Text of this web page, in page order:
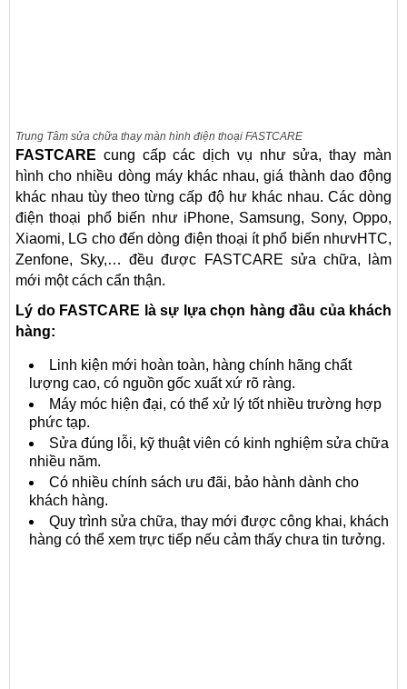
Trung Tâm sửa chữa thay màn hình điện thoại FASTCARE
FASTCARE cung cấp các dịch vụ như sửa, thay màn
hình cho nhiều dòng máy khác nhau, giá thành dao động
khác nhau tùy theo từng cấp độ hư khác nhau. Các dòng
điện thoại phổ biến như iPhone, Samsung, Sony, Oppo,
Xiaomi, LG cho đến dòng điện thoại ít phổ biến nhưvHTC,
Zenfone, Sky,… đều được FASTCARE sửa chữa, làm
mới một cách cẩn thận.
Lý do FASTCARE là sự lựa chọn hàng đầu của khách
hàng:
Linh kiện mới hoàn toàn, hàng chính hãng chất
lượng cao, có nguồn gốc xuất xứ rõ ràng.
Máy móc hiện đại, có thể xử lý tốt nhiều trường hợp
phức tạp.
Sửa đúng lỗi, kỹ thuật viên có kinh nghiệm sửa chữa
nhiều năm.
Có nhiều chính sách ưu đãi, bảo hành dành cho
khách hàng.
Quy trình sửa chữa, thay mới được công khai, khách
hàng có thể xem trực tiếp nếu cảm thấy chưa tin tưởng.